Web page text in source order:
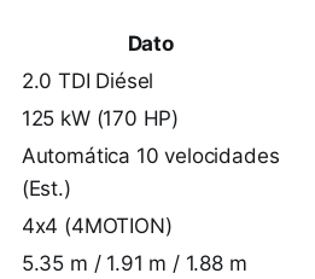
Dato
2.0 TDI Diésel
125 kW (170 HP)
Automática 10 velocidades
(Est.)
4x4 (4MOTION)
5.35 m / 1.91 m / 1.88 m